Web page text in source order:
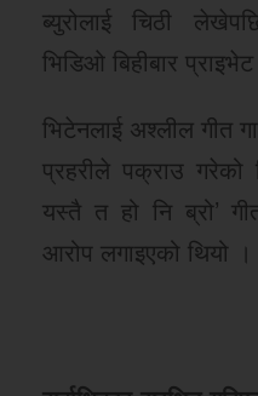
ब्युरोलाई चिठी
भिडिओ बिहीबार
भिटेनलाई अश्लील गीत
प्रहरीले पक्राउ गरेको
यस्तै त हो नि ब्रो’
आरोप लगाइएको थियो ।